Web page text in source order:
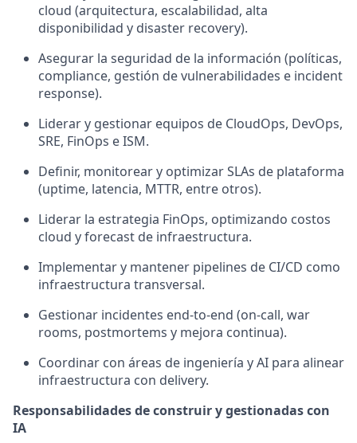
cloud (arquitectura, escalabilidad, alta
disponibilidad y disaster recovery).
Asegurar la seguridad de la información (políticas,
compliance, gestión de vulnerabilidades e incident
response).
Liderar y gestionar equipos de CloudOps, DevOps,
SRE, FinOps e ISM.
Definir, monitorear y optimizar SLAs de plataforma
(uptime, latencia, MTTR, entre otros).
Liderar la estrategia FinOps, optimizando costos
cloud y forecast de infraestructura.
Implementar y mantener pipelines de CI/CD como
infraestructura transversal.
Gestionar incidentes end-to-end (on-call, war
rooms, postmortems y mejora continua).
Coordinar con áreas de ingeniería y AI para alinear
infraestructura con delivery.
Responsabilidades de construir y gestionadas con
IA